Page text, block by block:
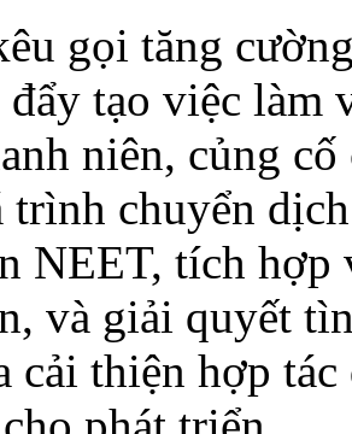
gọi tăng
đẩy tạo việc làm
niên, củng
trình chuyển
NEET, tích
và giải quyết
cải thiện hợp